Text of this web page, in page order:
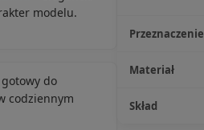
modelu.
gotowy do
codziennym
Przeznaczenie
Materiał
Skład